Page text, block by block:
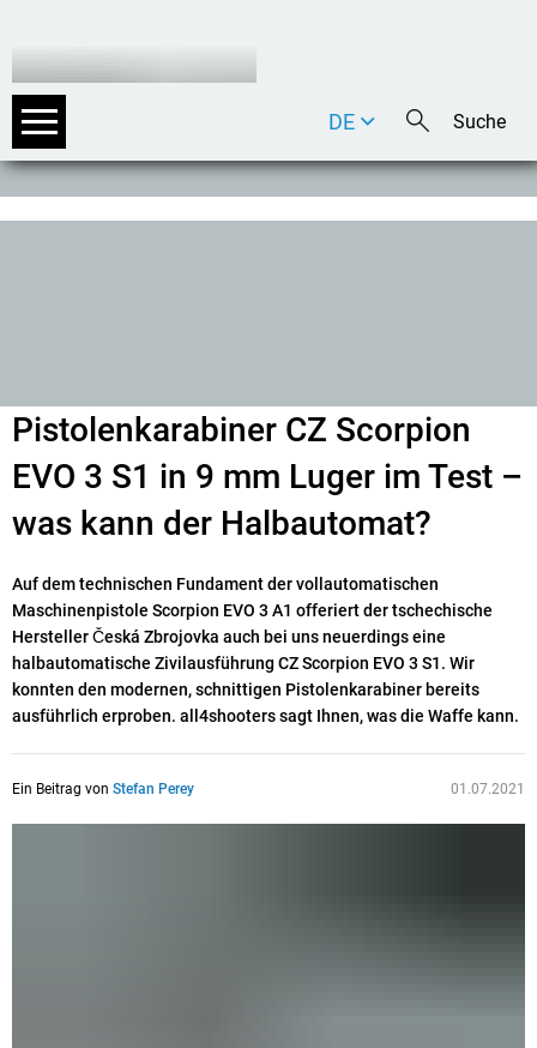
DE
EN
Pistolenkarabiner CZ Scorpion
EVO 3 S1 in 9 mm Luger im Test –
was kann der Halbautomat?
Auf dem technischen Fundament der vollautomatischen
Maschinenpistole Scorpion EVO 3 A1 offeriert der tschechische
Hersteller Česká Zbrojovka auch bei uns neuerdings eine
halbautomatische Zivilausführung CZ Scorpion EVO 3 S1. Wir
konnten den modernen, schnittigen Pistolenkarabiner bereits
ausführlich erproben. all4shooters sagt Ihnen, was die Waffe kann.
Ein Beitrag von Stefan Perey 01.07.2021